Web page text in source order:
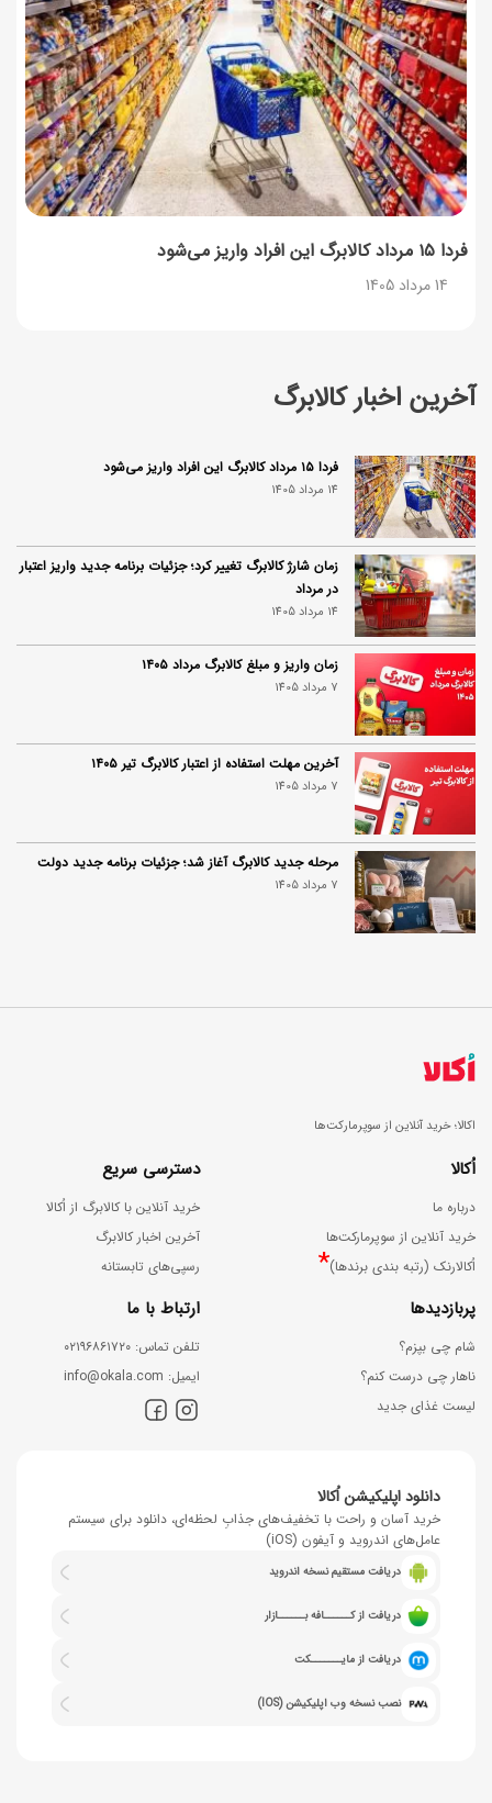
آخرین اخبار کالابرگ
فردا ۱۵ مرداد کالابرگ این افراد واریز می‌شود
14 مرداد 1405
زمان شارژ کالابرگ تغییر کرد؛ جزئیات برنامه جدید واریز اعتبار
در مرداد
14 مرداد 1405
زمان واریز و مبلغ کالابرگ مرداد ۱۴۰۵
7 مرداد 1405
آخرین مهلت استفاده از اعتبار کالابرگ تیر ۱۴۰۵
7 مرداد 1405
مرحله جدید کالابرگ آغاز شد؛ جزئیات برنامه جدید دولت
7 مرداد 1405
فردا ۱۵ مرداد کالابرگ این افراد واریز می‌شود
14 مرداد 1405
اکالا؛ خرید آنلاین از سوپرمارکت‌ها
اُکالا
درباره ما
خرید آنلاین از سوپرمارکت‌ها
اُکالارنک (رتبه بندی برندها)*
دسترسی سریع
خرید آنلاین با کالابرگ از اُکالا
آخرین اخبار کالابرگ
رسپی‌های تابستانه
پربازدیدها
شام چی بپزم؟
ناهار چی درست کنم؟
لیست غذای جدید
ارتباط با ما
ﺗﻠﻔﻦ ﺗﻤﺎس: ۰۲۱۹۶۸۶۱۷۲۰
اﯾﻤﯿﻞ: info@okala.com
دانلود اپلیکیشن اُکالا
خرید آسان و راحت با تخفیف‌های جذابِ لحظه‌ای، دانلود برای سیستم
عامل‌های اندروید و آیفون (iOS)
دریافت مستقیم نسخه اندروید
دریافت از کــــــافه بــــــازار
دریافت از مایـــــــکت
نصب نسخه وب اپلیکیشن (IOS)